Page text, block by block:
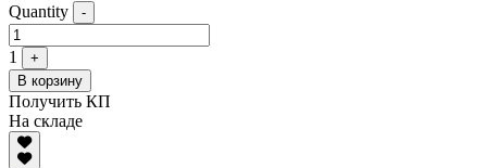
Quantity
-
1
+
В корзину
Получить КП
На складе